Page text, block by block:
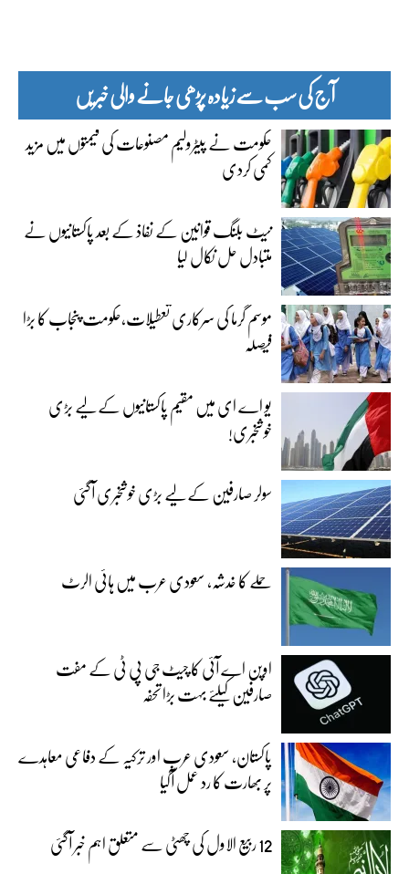
آج کی سب سے زیادہ پڑھی جانے والی خبریں
حکومت نے پیٹرولیم مصنوعات کی قیمتوں میں مزید
کمی کردی
نیٹ بلنگ قوانین کے نفاذ کے بعد پاکستانیوں نے
متبادل حل نکال لیا
موسم گرما کی سرکاری تعطیلات،حکومت پنجاب کا بڑا
فیصلہ
یو اے ای میں مقیم پاکستانیوں کے لیے بڑی
خوشخبری!
سولر صارفین کے لیے بڑی خوشخبری آگئی
حملے کا خدشہ، سعودی عرب میں ہائی الرٹ
اوپن اے آئی کا چیٹ جی پی ٹی کے مفت
صارفین کیلئے بہت بڑا تحفہ
پاکستان، سعودی عرب اور ترکیہ کے دفاعی معاہدے
پر بھارت کا رد عمل آگیا
12 ربیع الاول کی چھٹی سے متعلق اہم خبر آگئی